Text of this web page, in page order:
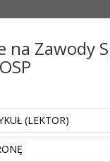
na Zawody
(LEKTOR)